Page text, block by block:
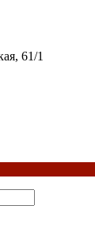
61/1